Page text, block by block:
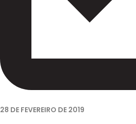
28 DE FEVEREIRO DE 2019